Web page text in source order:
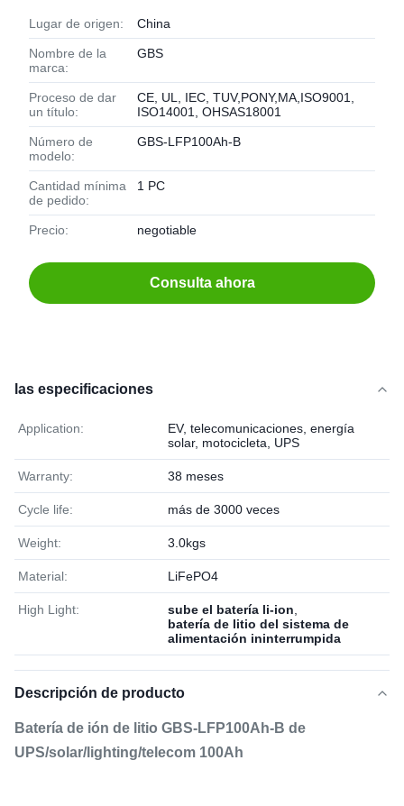
Lugar de origen: China
Nombre de la
marca:
GBS
Proceso de dar
un título:
CE, UL, IEC, TUV,PONY,MA,ISO9001,
ISO14001, OHSAS18001
Número de
modelo:
GBS-LFP100Ah-B
Cantidad mínima
de pedido:
1 PC
Precio: negotiable
Consulta ahora
las especificaciones
Application:
EV, telecomunicaciones, energía
solar, motocicleta, UPS
Warranty: 38 meses
Cycle life: más de 3000 veces
Weight: 3.0kgs
Material: LiFePO4
High Light: sube el batería li-ion
batería de litio del sistema de
alimentación ininterrumpida
Descripción de producto
Batería de ión de litio GBS-LFP100Ah-B de
UPS/solar/lighting/telecom 100Ah